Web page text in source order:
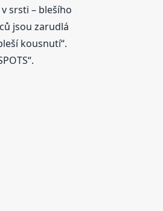
srsti – blešího
jsou zarudlá
kousnutí“.